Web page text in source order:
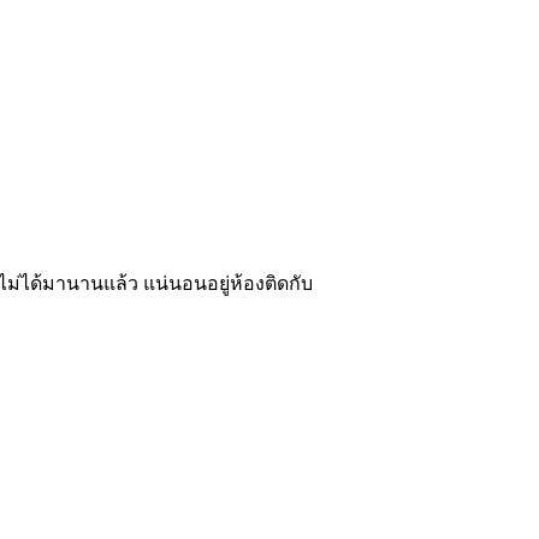
ม่ได้มานานแล้ว แน่นอนอยู่ห้องติดกับ